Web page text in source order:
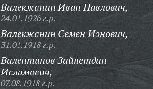
Валекжанин Иван Павлович,
24.01.1926 г.р.
Валекжанин Семен Ионович,
31.01.1918 г.р.
Валентинов Зайнетдин
Исламович,
07.08.1918 г.р.